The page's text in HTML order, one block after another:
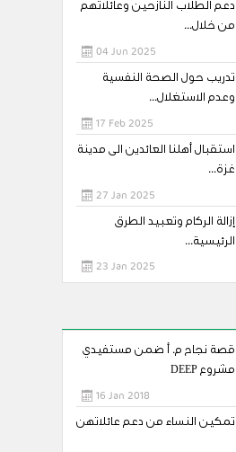
دعم الطلاب النازحين وعائلاتهم
من خلال...
04 Jun 2025
تدريب حول الصحة النفسية
وعدم الاستغلال...
17 Feb 2025
استقبال أهلنا العائدين الى مدينة
غزة...
27 Jan 2025
إزالة الركام وتعبيد الطرق
الرئيسية...
23 Jan 2025
قصة نجاح م. أ ضمن مستفيدي
مشروع DEEP
16 Jan 2018
تمكين النساء من دعم عائلاتهن